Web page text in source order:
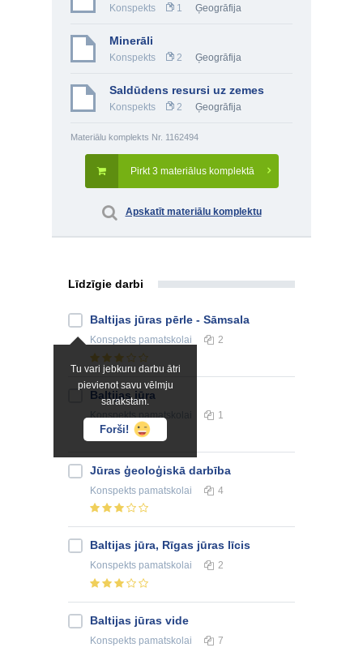
Konspekts 1 Ģeogrāfija
Minerāli
Konspekts 2 Ģeogrāfija
Saldūdens resursi uz zemes
Konspekts 2 Ģeogrāfija
Materiālu komplekts Nr. 1162494
Pirkt 3 materiālus komplektā
Apskatīt materiālu komplektu
Līdzīgie darbi
Tu vari jebkuru darbu ātri
pievienot savu vēlmju
sarakstam.
Forši!
Baltijas jūras pērle - Sāmsala
Konspekts pamatskolai 2
Baltijas jūra
Konspektspamatskolai 1
Jūras ģeoloģiskā darbība
Konspekts pamatskolai 4
Baltijas jūra, Rīgas jūras līcis
Konspekts pamatskolai 2
Baltijas jūras vide
Konspekts pamatskolai 7